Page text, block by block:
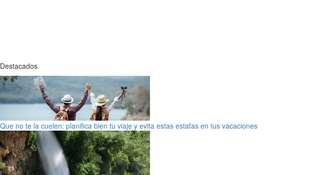
Destacados
Que no te la cuelen: planifica bien tu viaje y evita estas estafas en tus vacaciones